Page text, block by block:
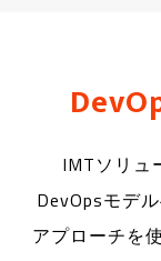
IMTソリュ
DevOpsモデ
アプローチを